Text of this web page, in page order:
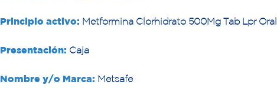
Principio activo: Metformina Clorhidrato 500Mg Tab Lpr Oral
Presentación: Caja
Nombre y/o Marca: Metsafe